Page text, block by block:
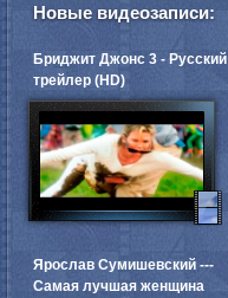
Новые видеозаписи:
Бриджит Джонс 3 - Русский
трейлер (HD)
Ярослав Сумишевский ---
Самая лучшая женщина